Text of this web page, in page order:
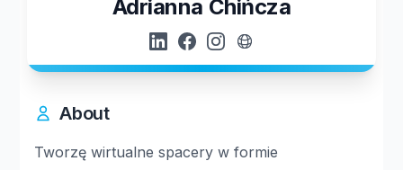
Adrianna Chińcza
About
Tworzę wirtualne spacery w formie